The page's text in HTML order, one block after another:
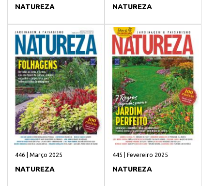
NATUREZA NATUREZA
446 | Março 2025
NATUREZA
445 | Fevereiro 2025
NATUREZA